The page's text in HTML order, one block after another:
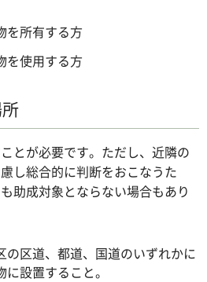
を所有する方
を使用する方
とが必要です。ただし、近隣の
し総合的に判断をおこなうた
助成対象とならない場合もあり
の区道、都道、国道のいずれかに
設置すること。